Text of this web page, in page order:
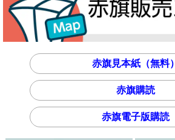
赤旗見本紙（無料）
赤旗購読
赤旗電子版購読